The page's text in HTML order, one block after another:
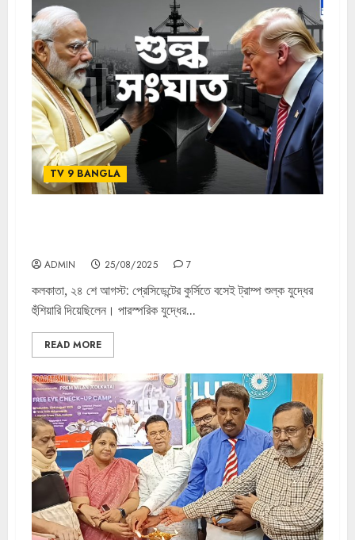
TV 9 BANGLA
ADMIN 25/08/2025 7
কলকাতা, ২৪ শে আগস্ট: প্রেসিডেন্টের কুর্সিতে বসেই ট্রাম্প শুল্ক যুদ্ধের
হুঁশিয়ারি দিয়েছিলেন। পারস্পরিক যুদ্ধের...
READ MORE